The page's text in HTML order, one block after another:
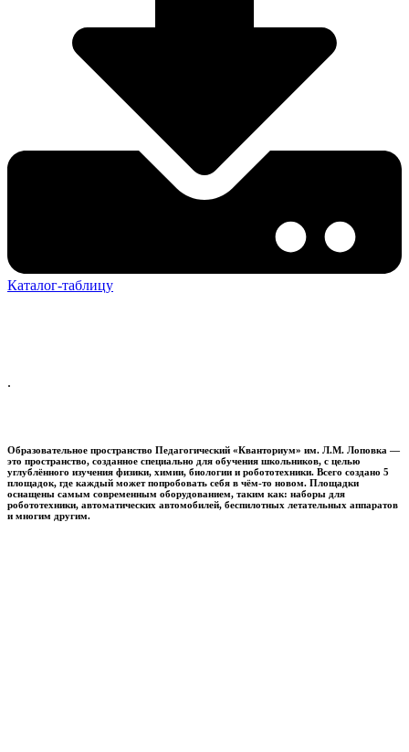
Каталог-таблицу
.
Образовательное пространство Педагогический «Кванториум» им. Л.М. Лоповка —
это пространство, созданное специально для обучения школьников, с целью
углублённого изучения физики, химии, биологии и робототехники. Всего создано 5
площадок, где каждый может попробовать себя в чём-то новом. Площадки
оснащены самым современным оборудованием, таким как: наборы для
робототехники, автоматических автомобилей, беспилотных летательных аппаратов
и многим другим.